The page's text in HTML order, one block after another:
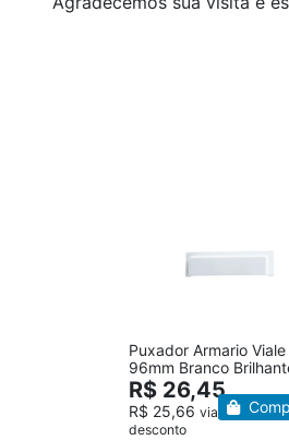
Puxador Armario Viale
96mm Branco
R$ 26,45
R$ 25,66 via Pix – 3%
desconto